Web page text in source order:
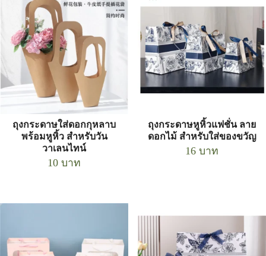
ถุงกระดาษใส่ดอกกุหลาบ
พร้อมหูหิ้ว สำหรับวัน
วาเลนไทน์
10 บาท
ถุงกระดาษหูหิ้วแฟชั่น ลาย
ดอกไม้ สำหรับใส่ของขวัญ
16 บาท